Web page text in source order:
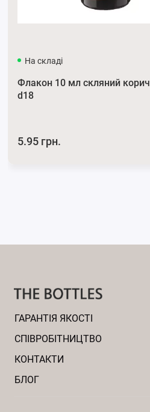
Підписуйтесь на наші офіційні
На складі
Флакон 10 мл скляний
d18
5.95 грн.
ГАРАНТІЯ ЯКОСТІ
CПІВРОБІТНИЦТВО
КОНТАКТИ
БЛОГ